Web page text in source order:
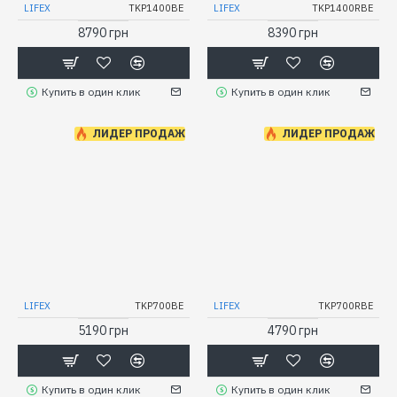
LIFEX TKP1400BE
8790 грн
Купить в один клик
LIFEX TKP1400RBE
8390 грн
Купить в один клик
ЛИДЕР ПРОДАЖ
LIFEX TKP700BE
5190 грн
Купить в один клик
ЛИДЕР ПРОДАЖ
LIFEX TKP700RBE
4790 грн
Купить в один клик